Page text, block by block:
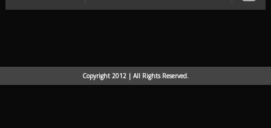
Copyright 2012 | All Rights Reserved.